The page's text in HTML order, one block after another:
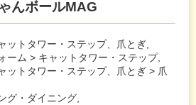
んボールMAG
ットタワー・ステップ、爪とぎ,
ーム > キャットタワー・ステップ,
ットタワー・ステップ、爪とぎ > 爪
グ・ダイニング,